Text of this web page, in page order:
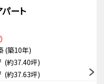
ート
(築10年)
(約37.40坪)
(約37.63坪)